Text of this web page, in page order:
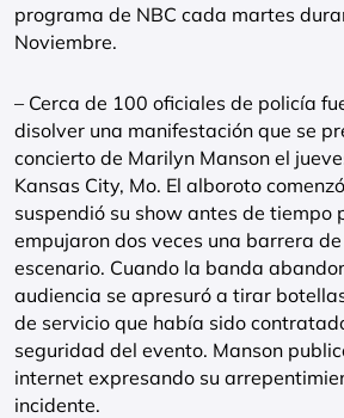
programa de NBC cada martes
Noviembre.
– Cerca de 100 oficiales de policía
disolver una manifestación que se
concierto de Marilyn Manson el
Kansas City, Mo. El alboroto
suspendió su show antes de tiempo
empujaron dos veces una barrera
escenario. Cuando la banda
audiencia se apresuró a tirar
de servicio que había sido
seguridad del evento. Manson
internet expresando su
incidente.